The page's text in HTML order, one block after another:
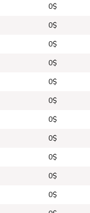
0$
0$
0$
0$
0$
0$
0$
0$
0$
0$
0$